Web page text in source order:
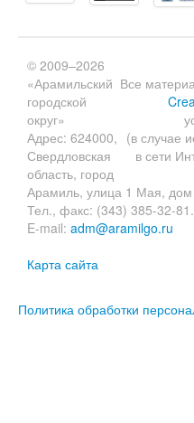
Все
(в случае
в сети
© 2009–2026
«Арамильский
городской
округ»
Адрес: 624000,
Свердловская
область, город
Арамиль, улица 1 Мая, дом
Тел., факс: (343) 385-32-81.
E-mail: adm@aramilgo.ru
Карта сайта
Политика обработки